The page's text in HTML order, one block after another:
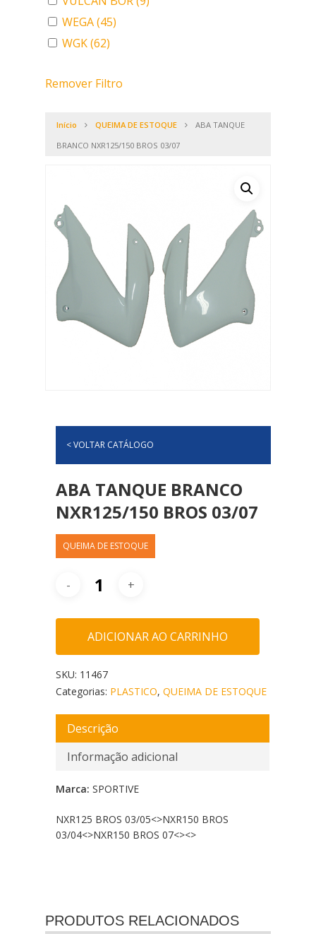
WEGA(45)
WGK(62)
Remover Filtro
Início QUEIMA DE ESTOQUE
ABA TANQUE
BRANCO NXR125/150 BROS 03/07
< VOLTAR CATÁLOGO
ABA TANQUE BRANCO
NXR125/150 BROS 03/07
QUEIMA DE ESTOQUE
ADICIONAR AO CARRINHO
SKU: 11467
Categorias: PLASTICO, QUEIMA DE ESTOQUE
Descrição
Informação adicional
Marca: SPORTIVE
NXR125 BROS 03/05<>NXR150 BROS
03/04<>NXR150 BROS 07<><>
PRODUTOS RELACIONADOS